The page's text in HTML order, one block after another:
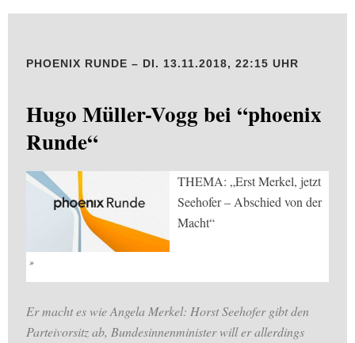
PHOENIX RUNDE – DI. 13.11.2018, 22:15 UHR
Hugo Müller-Vogg bei “phoenix
Runde“
THEMA: „Erst Merkel, jetzt
Seehofer – Abschied von der
Macht“
Er macht es wie Angela Merkel: Horst Seehofer gibt den
Parteivorsitz ab, Bundesinnenminister will er allerdings